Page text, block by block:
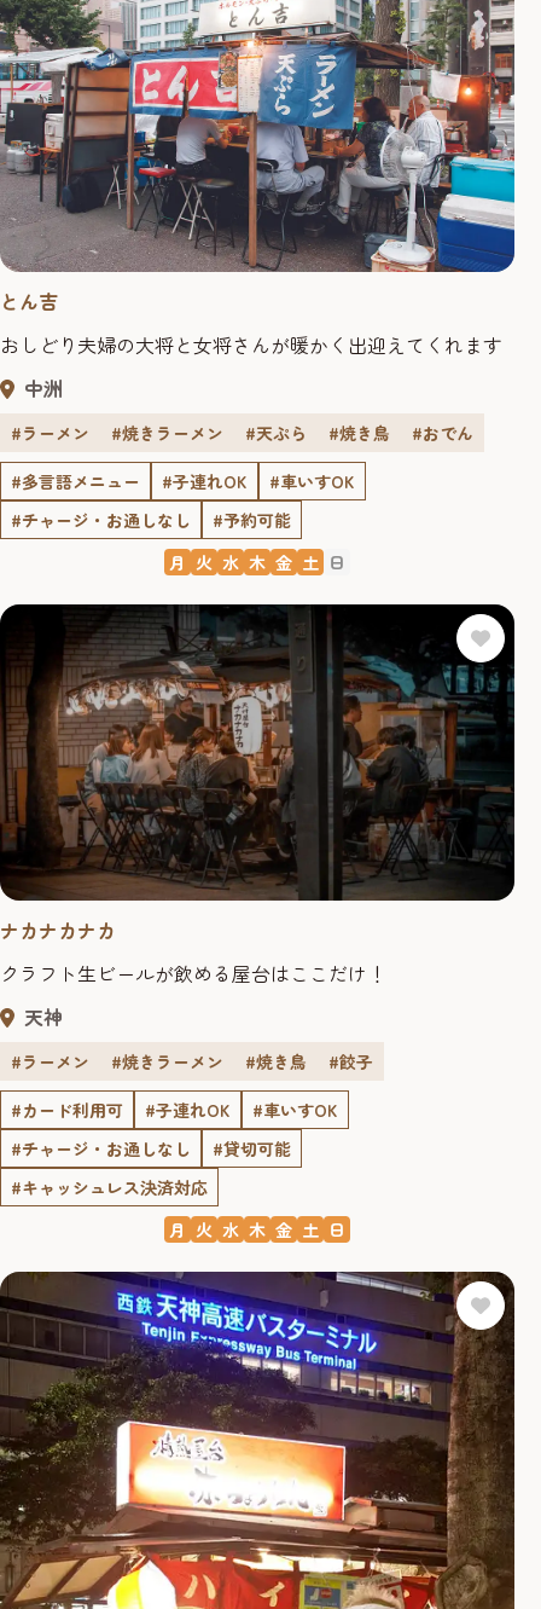
とん吉
おしどり夫婦の大将と女将さんが暖かく出迎えてくれます
中洲
#ラーメン #焼きラーメン #天ぷら #焼き鳥
#おでん
#多言語メニュー
#子連れOK
#車いすOK
#チャージ・お通しなし
#予約可能
月 火 水 木 金 土 日
ナカナカナカ
クラフト生ビールが飲める屋台はここだけ！
天神
#ラーメン #焼きラーメン #焼き鳥
#餃子
#カード利用可
#子連れOK
#車いすOK
#チャージ・お通しなし
#貸切可能
#キャッシュレス決済対応
月 火 水 木 金 土 日